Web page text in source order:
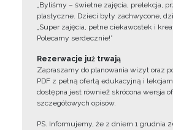
„Byliśmy – świetne zajęcia, prelekcja,
plastyczne. Dzieci były zachwycone,
„Super zajęcia, pełne ciekawostek i
Polecamy serdecznie!”
Rezerwacje już trwają
Zapraszamy do planowania wizyt oraz
PDF z pełną ofertą edukacyjną i
dostępna jest również skrócona wersja
szczegółowych opisów.
PS. Informujemy, że z dniem 1 grudnia